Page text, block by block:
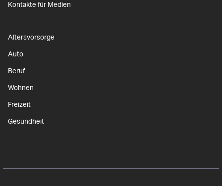
Kontakte für Medien
Altersvorsorge
Auto
Beruf
Wohnen
Freizeit
Gesundheit